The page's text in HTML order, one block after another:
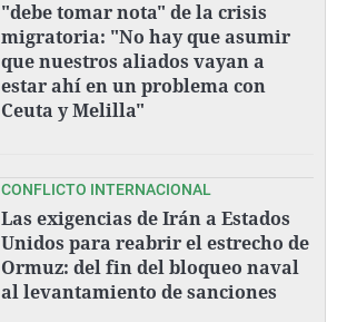
"debe tomar nota" de la crisis
migratoria: "No hay que asumir
que nuestros aliados vayan a
estar ahí en un problema con
Ceuta y Melilla"
CONFLICTO INTERNACIONAL
Las exigencias de Irán a Estados
Unidos para reabrir el estrecho de
Ormuz: del fin del bloqueo naval
al levantamiento de sanciones